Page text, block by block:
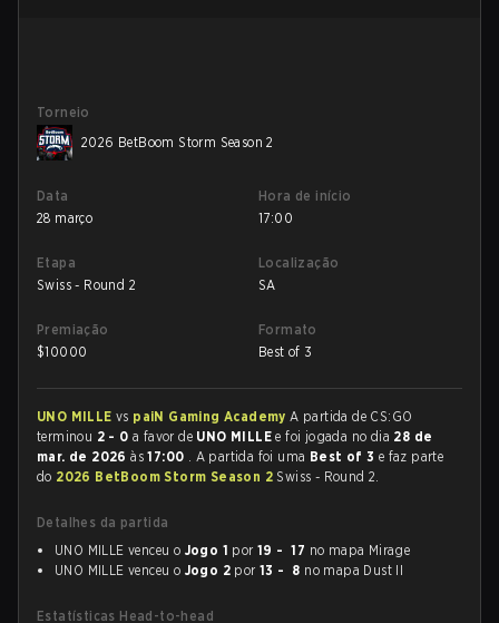
Torneio
2026 BetBoom Storm Season 2
Data
28 março
Hora de início
17:00
Etapa
Swiss - Round 2
Localização
SA
Premiação
$10000
Formato
Best of 3
UNO MILLE vs paiN Gaming AcademyA partida de CS:GO
terminou 2 - 0 a favor de UNO MILLEe foi jogada no dia 28 de
mar. de 2026às17:00 . A partida foi uma Best of 3 e faz parte
do 2026 BetBoom Storm Season 2 Swiss - Round 2.
Detalhes da partida
UNO MILLE venceu o Jogo 1 por19 - 17 no mapa Mirage
UNO MILLE venceu o Jogo 2 por13 - 8 no mapa Dust II
Estatísticas Head-to-head